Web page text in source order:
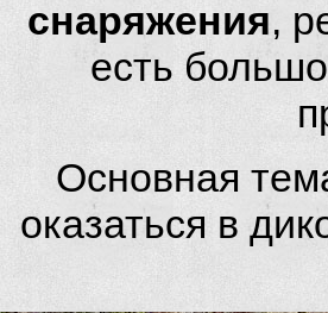
снаряжения,
есть
Основная
оказаться в